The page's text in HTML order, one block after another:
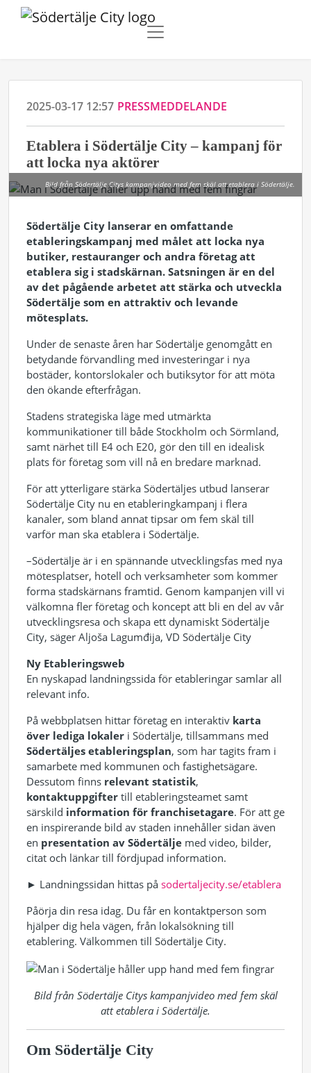
2025-03-17 12:57 PRESSMEDDELANDE
Etablera i Södertälje City – kampanj för
att locka nya aktörer
Bild från Södertälje Citys kampanjvideo med fem skäl att etablera i Södertälje.
Södertälje City lanserar en omfattande
etableringskampanj med målet att locka nya
butiker, restauranger och andra företag att
etablera sig i stadskärnan. Satsningen är en del
av det pågående arbetet att stärka och utveckla
Södertälje som en attraktiv och levande
mötesplats.
Under de senaste åren har Södertälje genomgått en
betydande förvandling med investeringar i nya
bostäder, kontorslokaler och butiksytor för att möta
den ökande efterfrågan.
Stadens strategiska läge med utmärkta
kommunikationer till både Stockholm och Sörmland,
samt närhet till E4 och E20, gör den till en idealisk
plats för företag som vill nå en bredare marknad.
För att ytterligare stärka Södertäljes utbud lanserar
Södertälje City nu en etableringkampanj i flera
kanaler, som bland annat tipsar om fem skäl till
varför man ska etablera i Södertälje.
–Södertälje är i en spännande utvecklingsfas med nya
mötesplatser, hotell och verksamheter som kommer
forma stadskärnans framtid. Genom kampanjen vill vi
välkomna fler företag och koncept att bli en del av vår
utvecklingsresa och skapa ett dynamiskt Södertälje
City, säger Aljoša Lagumđija, VD Södertälje City
Ny Etableringsweb
En nyskapad landningssida för etableringar samlar all
relevant info.
På webbplatsen hittar företag en interaktiv karta
över lediga lokaler i Södertälje, tillsammans med
Södertäljes etableringsplan, som har tagits fram i
samarbete med kommunen och fastighetsägare.
Dessutom finns relevant statistik,
kontaktuppgifter till etableringsteamet samt
särskild information för franchisetagare. För att ge
en inspirerande bild av staden innehåller sidan även
en presentation av Södertälje med video, bilder,
citat och länkar till fördjupad information.
► Landningssidan hittas på sodertaljecity.se/etablera
Påörja din resa idag. Du får en kontaktperson som
hjälper dig hela vägen, från lokalsökning till
etablering. Välkommen till Södertälje City.
Bild från Södertälje Citys kampanjvideo med fem skäl
att etablera i Södertälje.
Om Södertälje City